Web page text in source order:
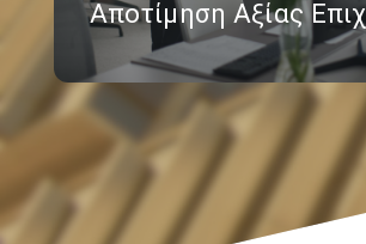
Αποτίμηση Αξίας